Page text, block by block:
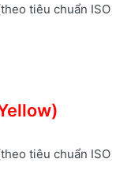
tiêu chuẩn ISO
tiêu chuẩn ISO